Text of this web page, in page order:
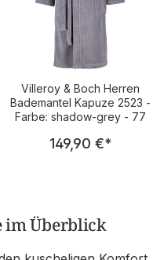
Villeroy & Boch Herren
Bademantel Kapuze 2523 -
Farbe: shadow-grey - 77
Regulärer
149,90 €*
im Überblick